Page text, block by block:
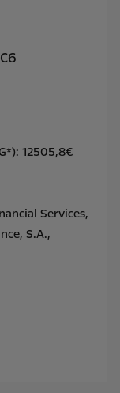
12505,8€
Services,
S.A.,